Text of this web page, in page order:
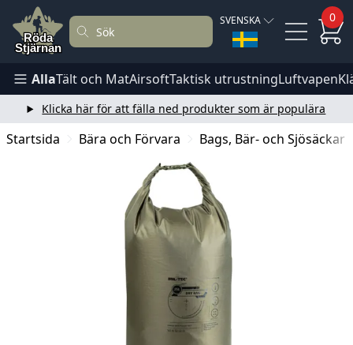
SVENSKA 0
AllaTält och MatAirsoftTaktisk utrustningLuftvapen
Klicka här för att fälla ned produkter som är populära
Startsida Bära och Förvara Bags, Bär- och Sjösäckar